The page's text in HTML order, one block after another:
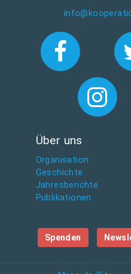
Über uns
Organisation
Geschichte
Jahresberichte
Publikationen
Spenden